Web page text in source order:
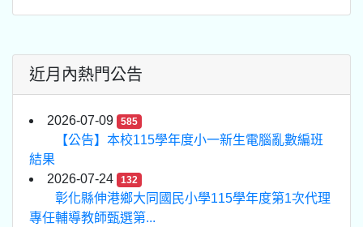
近月內熱門公告
2026-07-09 585
【公告】本校115學年度小一新生電腦亂數編班
結果
2026-07-24
132
彰化縣伸港鄉大同國民小學115學年度第1次代理
專任輔導教師甄選第...